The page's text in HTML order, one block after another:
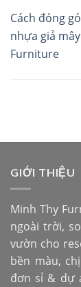
Cách đóng
nhựa giả
Furniture
GIỚI THIỆU
Minh Thy
ngoài trời,
vườn cho
bền màu,
đơn sỉ & dự